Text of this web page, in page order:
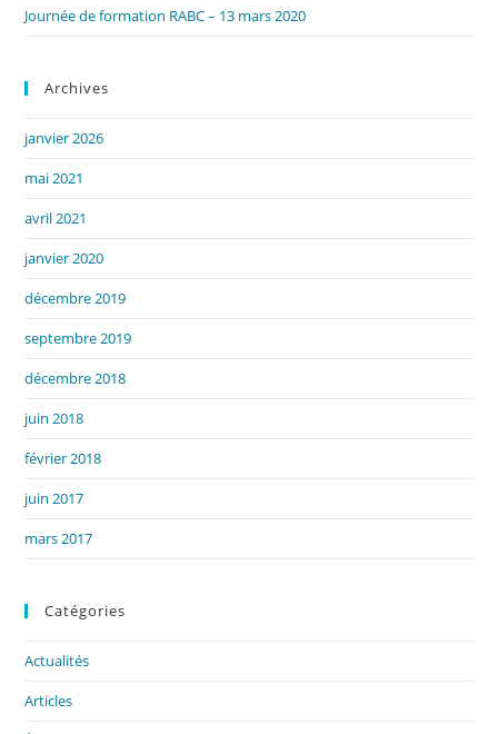
Journée de formation RABC – 13 mars 2020
Archives
janvier 2026
mai 2021
avril 2021
janvier 2020
décembre 2019
septembre 2019
décembre 2018
juin 2018
février 2018
juin 2017
mars 2017
Catégories
Actualités
Articles